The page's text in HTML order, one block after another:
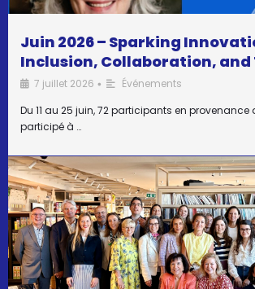
Juin 2026 – Sparking
Inclusion, Collaboration, and
7 juillet 2026 •
Événements
Du 11 au 25 juin, 72 participants en provenance
participé à …